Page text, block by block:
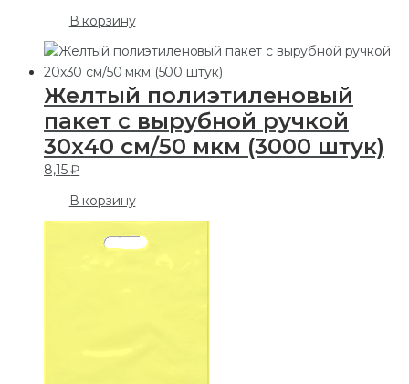
В корзину
Желтый полиэтиленовый
пакет с вырубной ручкой
30х40 см/50 мкм (3000 штук)
8,15₽
В корзину